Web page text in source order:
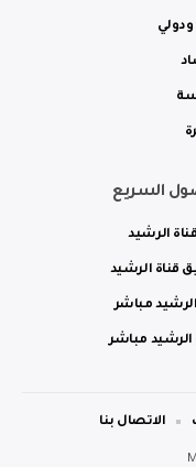
ودولي
السريع
الرشيد
قناة الرشيد
الرشيد مباشر
الرشيد مباشر
الاتصال بنا